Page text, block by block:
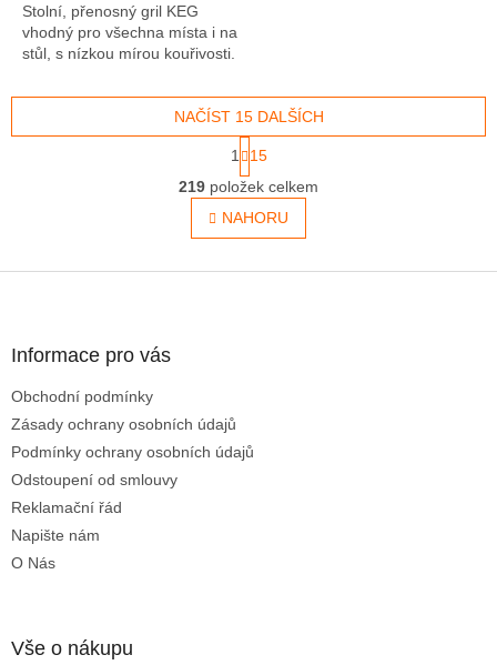
5
hvězdiček.
Stolní, přenosný gril KEG
vhodný pro všechna místa i na
stůl, s nízkou mírou kouřivosti.
O
v
l
á
v
NAČÍST 15 DALŠÍCH
t
r
á
n
k
v
1
15
219 položek celkem
NAHORU
Informace pro vás
Obchodní podmínky
Zásady ochrany osobních údajů
Podmínky ochrany osobních údajů
Odstoupení od smlouvy
Reklamační řád
Napište nám
O Nás
Vše o nákupu